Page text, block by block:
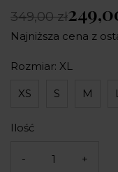
349,00 zł
Najniższa cena z
Rozmiar: XL
XS S M
Ilość
- +